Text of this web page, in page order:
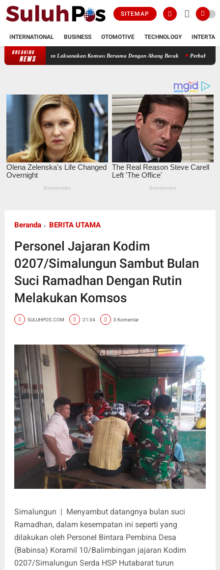
SITEMAP
INTERNATIONAL BUSINESS OTOMOTIVE TECHNOLOGY
BREAKING
NEWS
Laksanakan Komsos Bersama Dengan Abang Becak Perbaharui Data Wilayah,
Beranda BERITA UTAMA
Personel Jajaran Kodim
0207/Simalungun Sambut Bulan
Suci Ramadhan Dengan Rutin
Melakukan Komsos
SULUHPOS.COM 21:34 0 Komentar
Simalungun | Menyambut datangnya bulan suci
Ramadhan, dalam kesempatan ini seperti yang
dilakukan oleh Personel Bintara Pembina Desa
(Babinsa) Koramil 10/Balimbingan jajaran Kodim
0207/Simalungun Serda HSP Hutabarat turun